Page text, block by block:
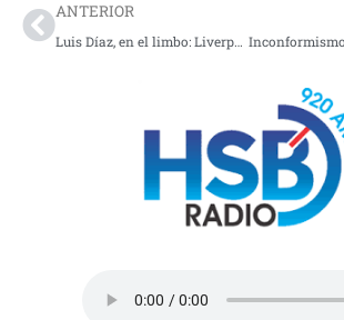
ANTERIOR
Luis Díaz, en el limbo: Liverpool lo margina y Bayern Múnich se perfila como su nuevo destino